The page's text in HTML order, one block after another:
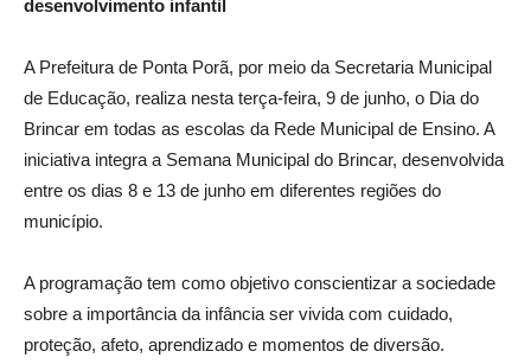
desenvolvimento infantil
A Prefeitura de Ponta Porã, por meio da Secretaria Municipal
de Educação, realiza nesta terça-feira, 9 de junho, o Dia do
Brincar em todas as escolas da Rede Municipal de Ensino. A
iniciativa integra a Semana Municipal do Brincar, desenvolvida
entre os dias 8 e 13 de junho em diferentes regiões do
município.
A programação tem como objetivo conscientizar a sociedade
sobre a importância da infância ser vivida com cuidado,
proteção, afeto, aprendizado e momentos de diversão.